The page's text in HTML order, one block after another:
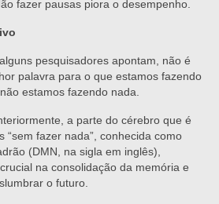
fazer pausas piora o desempenho.
pesquisadores apontam, não é
palavra para o que estamos fazendo
estamos fazendo nada.
a parte do cérebro que é
“sem fazer nada”, conhecida como
(DMN, na sigla em inglês),
na consolidação da memória e
o futuro.